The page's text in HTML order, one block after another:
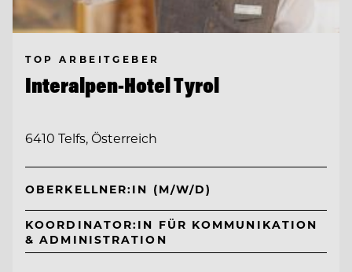
TOP ARBEITGEBER
Interalpen-Hotel Tyrol
6410 Telfs, Österreich
OBERKELLNER:IN (M/W/D)
KOORDINATOR:IN FÜR KOMMUNIKATION
& ADMINISTRATION